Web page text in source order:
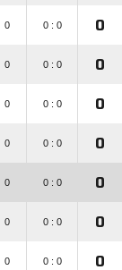
0 0 : 0 0
0 0 : 0 0
0 0 : 0 0
0 0 : 0 0
0 0 : 0 0
0 0 : 0 0
0 0 : 0 0